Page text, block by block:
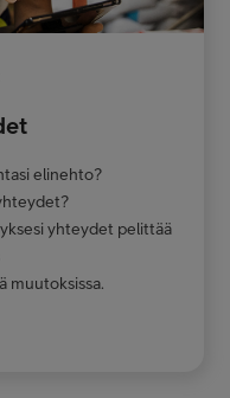
elinehto?
yhteydet pelittää
muutoksissa.